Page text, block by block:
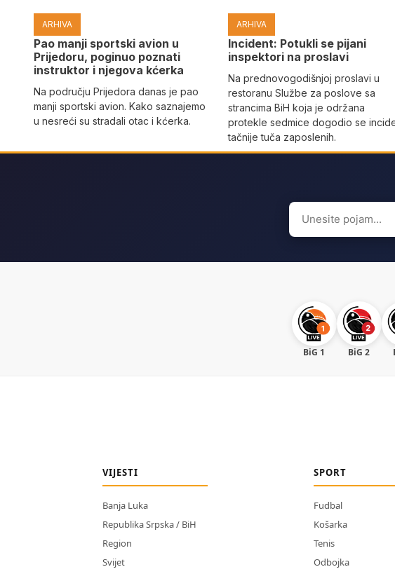
ARHIVA
Pao manji sportski avion u
Prijedoru, poginuo poznati
instruktor i njegova kćerka
Na području Prijedora danas je pao
manji sportski avion. Kako saznajemo
u nesreći su stradali otac i kćerka.
ARHIVA
Incident: Potukli se pijani
inspektori na proslavi
Na prednovogodišnjoj proslavi u
restoranu Službe za poslove sa
strancima BiH koja je održana
protekle sedmice dogodio se
tačnije tuča zaposlenih.
Search
for:
BiG 1 BiG 2
VIJESTI
Banja Luka
Republika Srpska / BiH
Region
Svijet
SPORT
Fudbal
Košarka
Tenis
Odbojka